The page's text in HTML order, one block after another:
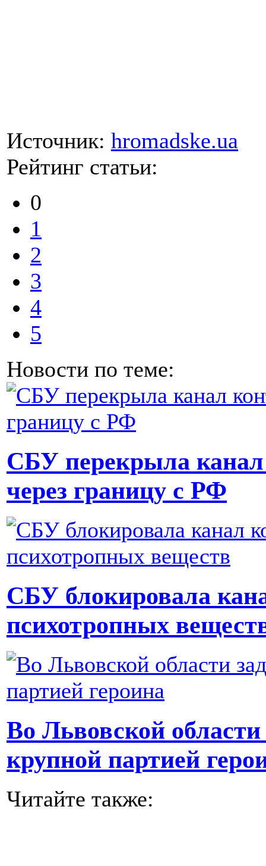
Источник: hromadske.ua
Рейтинг статьи:
0
1
2
3
4
5
Новости по теме:
СБУ перекрыла
через границу с РФ
СБУ блокировала
психотропных
Во Львовской
крупной партией
Читайте также: